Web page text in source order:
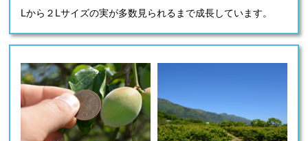
Lから２Lサイズの実が多数見られるまで成長しています。